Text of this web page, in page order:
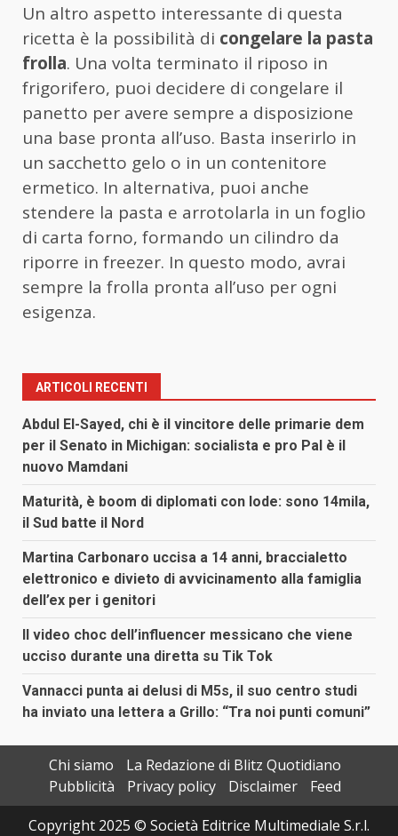
Un altro aspetto interessante di questa
ricetta è la possibilità di congelare la pasta
frolla. Una volta terminato il riposo in
frigorifero, puoi decidere di congelare il
panetto per avere sempre a disposizione
una base pronta all’uso. Basta inserirlo in
un sacchetto gelo o in un contenitore
ermetico. In alternativa, puoi anche
stendere la pasta e arrotolarla in un foglio
di carta forno, formando un cilindro da
riporre in freezer. In questo modo, avrai
sempre la frolla pronta all’uso per ogni
esigenza.
ARTICOLI RECENTI
Abdul El-Sayed, chi è il vincitore delle primarie dem
per il Senato in Michigan: socialista e pro Pal è il
nuovo Mamdani
Maturità, è boom di diplomati con lode: sono 14mila,
il Sud batte il Nord
Martina Carbonaro uccisa a 14 anni, braccialetto
elettronico e divieto di avvicinamento alla famiglia
dell’ex per i genitori
Il video choc dell’influencer messicano che viene
ucciso durante una diretta su Tik Tok
Vannacci punta ai delusi di M5s, il suo centro studi
ha inviato una lettera a Grillo: “Tra noi punti comuni”
Chi siamo
La Redazione di Blitz Quotidiano
Pubblicità
Privacy policy Disclaimer
Feed
Copyright 2025 © Società Editrice Multimediale S.r.l.